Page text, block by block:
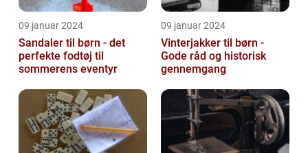
09 januar 2024
Sandaler til børn - det
perfekte fodtøj til
sommerens eventyr
09 januar 2024
Vinterjakker til børn -
Gode råd og historisk
gennemgang